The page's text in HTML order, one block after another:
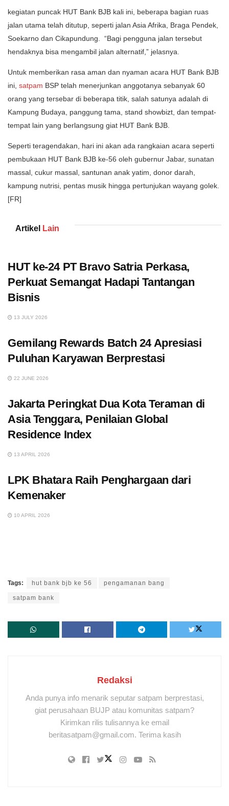
kegiatan puncak HUT Bank BJB kali ini, beberapa bagian ruas
jalan utama telah ditutup, seperti jalan Asia Afrika, Braga Pendek,
Soekarno dan Cikapundung. “Bagi pengguna jalan tersebut
hendaknya bisa mengambil jalan alternatif,” jelasnya.
Untuk memberikan rasa aman dan nyaman acara HUT Bank BJB
ini, satpam BSP telah menerjunkan anggotanya sebanyak 60
orang yang tersebar di beberapa titik, salah satunya adalah di
Kampung Budaya, panggung tama, stand showbizt, dan tempat-
tempat lain yang berlangsung giat HUT Bank BJB.
Seperti teragendakan, hari ini akan ada rangkaian acara seperti
pembukaan HUT Bank BJB ke-56 oleh gubernur Jabar, sunatan
massal, cukur massal, santunan anak yatim, donor darah,
kampung nutrisi, pentas musik hingga pertunjukan wayang golek.
[FR]
Artikel Lain
HUT ke-24 PT Bravo Satria Perkasa,
Perkuat Semangat Hadapi Tantangan
Bisnis
13 JULY 2026
Gemilang Rewards Batch 24 Apresiasi
Puluhan Karyawan Berprestasi
22 JUNE 2026
Jakarta Peringkat Dua Kota Teraman di
Asia Tenggara, Penilaian Global
Residence Index
13 APRIL 2026
LPK Bhatara Raih Penghargaan dari
Kemenaker
10 APRIL 2026
Tags: hut bank bjb ke 56 pengamanan bang
satpam bank
Redaksi
Anda punya info menarik seputar satpam berprestasi,
giat perusahaan BUJP atau komunitas satpam?
Kirimkan rilis tulisannya ke email
beritasatpam@gmail.com. Terima kasih